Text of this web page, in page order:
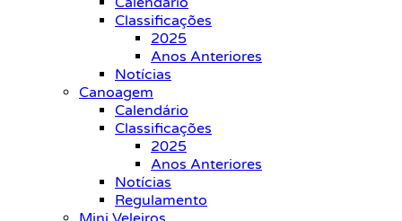
Classificações
2025
Anos Anteriores
Notícias
Canoagem
Calendário
Classificações
2025
Anos Anteriores
Notícias
Regulamento